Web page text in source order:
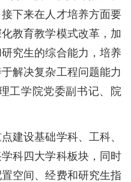
下来在人才培养方面要
教育教学模式改革，加
究生的综合能力，培养
解决复杂工程问题能力
工学院党委副书记、院
建设基础学科、工科、
科四大学科板块，同时
空间、经费和研究生指